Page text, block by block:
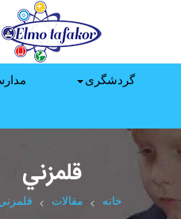
گردشگری
قلمزني‌
خانه مقالات